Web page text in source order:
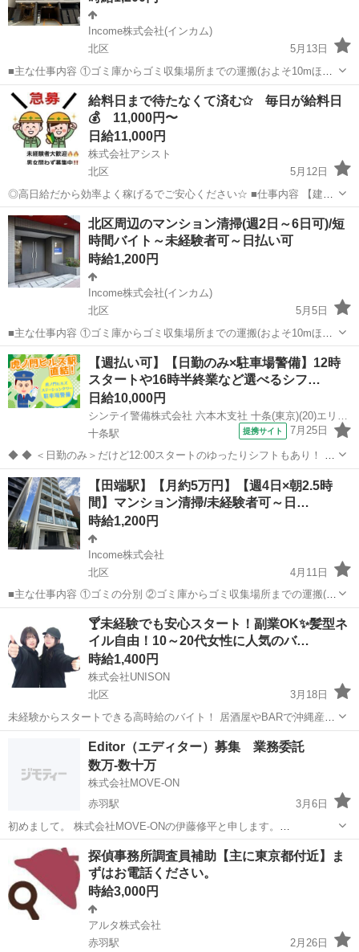
Income株式会社(インカム)
北区
5月13日
■主な仕事内容 ①ゴミ庫からゴミ収集場所までの運搬(およそ10mほど
を１日約10個ほど) ②エントランス・エレベーター・廊下・非常階段・
駐車駐輪場などの共用部分と外構の清掃（時間内で可能な範囲） ③清
掃結果の報告（指定...
東京 北区 その他 時給
給料日まで待たなくて済む✩ 毎日が給料日
💰 11,000円〜
日給11,000円
株式会社アシスト
北区
5月12日
◎高日給だから効率よく稼げるでご安心ください☆ ■仕事内容 【建設
現場での解体や雑工等のお仕事】 ＊大型の機械や設備などを建設物の
内外部に運搬、設置、解体 ＊将来独立することもできるくらい十分可
能な技術が身に付き...
東京 北区 その他
北区周辺のマンション清掃(週2日～6日可)/短
時間バイト～未経験者可～日払い可
時給1,200円
Income株式会社(インカム)
北区
5月5日
■主な仕事内容 ①ゴミ庫からゴミ収集場所までの運搬(およそ10mほど
を１日約10個ほど) ②エントランス・エレベーター・廊下・非常階段・
駐車駐輪場などの共用部分と外構の清掃（時間内で可能な範囲） ③清
掃結果の報告（指定...
東京 北区 その他 時給
【週払い可】【日勤のみ×駐車場警備】12時
スタートや16時半終業など選べるシフ…
日給10,000円
十条駅
提携サイト 7月25日
◆ ◆ ＜日勤のみ＞だけど12:00スタートのゆったりシフトもあり！ 4
パターンのシフトがあるから ライフスタイルに合わせて働ける♪ 虎ノ
門ヒルズ駅直結だから 雨でも濡れずに通勤できますよ！ ＼未経験スタ
ートでも大歓迎...
東京 北区 十条駅 警備員
【田端駅】【月約5万円】【週4日×朝2.5時
間】マンション清掃/未経験者可～日…
時給1,200円
Income株式会社
北区
4月11日
■主な仕事内容 ①ゴミの分別 ②ゴミ庫からゴミ収集場所までの運搬(お
よそ10mほどを１日約10個ほど) ③エントランス・エレベーター・廊
下・非常階段・駐車駐輪場などの共用部分と外構の清掃（時間内で可
能な範囲） ④清掃...
その他 時給
🍸未経験でも安心スタート！副業OK✨髪型ネ
イル自由！10～20代女性に人気のバ…
時給1,400円
株式会社UNISON
北区
3月18日
未経験からスタートできる高時給のバイト！ 居酒屋やBARで沖縄産ウ
コンサプリメントを紹介するお仕事です。 しっかりとした研修がある
ので、安心してお仕事を始められます。 勤務地は渋谷、新宿、赤坂な
ど、通いやすい場所で働け...
時給
Editor（エディター）募集 業務委託
数万-数十万
株式会社MOVE-ON
赤羽駅
3月6日
初めまして。 株式会社MOVE-ONの伊藤修平と申します。
https://www.moveon-inc.jp/ こちら弊社のホームページになります。 私
自身、会社の代表とディレクターを主にしております。 ...
北区 赤羽駅 その他 業務委託
探偵事務所調査員補助【主に東京都付近】ま
ずはお電話ください。
時給3,000円
アルタ株式会社
赤羽駅
2月26日